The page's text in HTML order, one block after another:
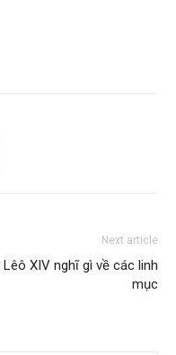
Next article
XIV nghĩ gì về các linh
mục